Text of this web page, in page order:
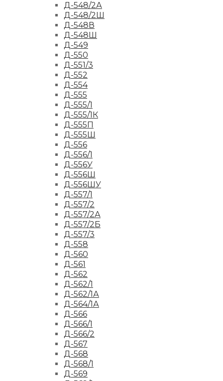
Д-548/2А
Д-548/2Ш
Д-548В
Д-548Ш
Д-549
Д-550
Д-551/3
Д-552
Д-554
Д-555
Д-555/1
Д-555/1К
Д-555П
Д-555Ш
Д-556
Д-556/1
Д-556У
Д-556Ш
Д-556ШУ
Д-557/1
Д-557/2
Д-557/2А
Д-557/2Б
Д-557/3
Д-558
Д-560
Д-561
Д-562
Д-562/1
Д-562/1А
Д-564/1А
Д-566
Д-566/1
Д-566/2
Д-567
Д-568
Д-568/1
Д-569